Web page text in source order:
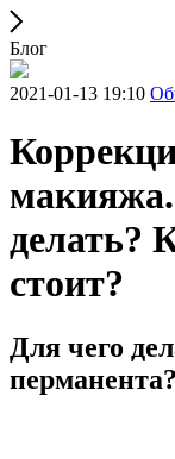
Блог
2021-01-13 19:10
делать?
стоит?
Для чего
перманента?